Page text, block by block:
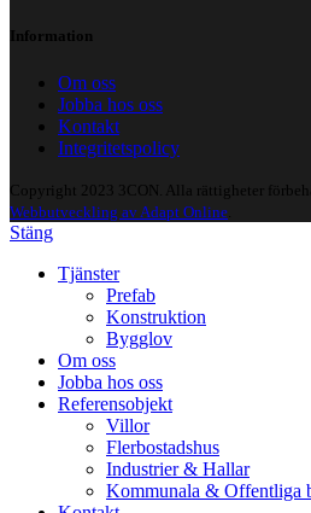
Information
Om oss
Jobba hos oss
Kontakt
Integritetspolicy
Copyright 2023 3CON. Alla rättigheter
Webbutveckling av Adapt Online
Stäng
Tjänster
Prefab
Konstruktion
Bygglov
Om oss
Jobba hos oss
Referensobjekt
Villor
Flerbostadshus
Industrier & Hallar
Kommunala & Offentliga